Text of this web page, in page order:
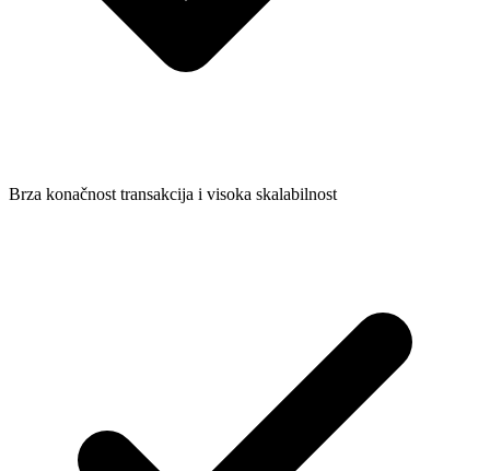
Brza konačnost transakcija i visoka skalabilnost